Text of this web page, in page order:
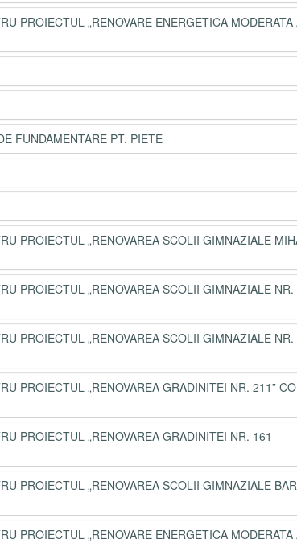
PROIECTUL „RENOVARE ENERGETICA MODERATA
FUNDAMENTARE PT. PIETE
PROIECTUL „RENOVAREA SCOLII GIMNAZIALE
PROIECTUL „RENOVAREA SCOLII GIMNAZIALE NR.
PROIECTUL „RENOVAREA SCOLII GIMNAZIALE
PROIECTUL „RENOVAREA GRADINITEI NR. 211”
PROIECTUL „RENOVAREA GRADINITEI NR. 161 -
PROIECTUL „RENOVAREA SCOLII GIMNAZIALE
PROIECTUL „RENOVARE ENERGETICA MODERATA